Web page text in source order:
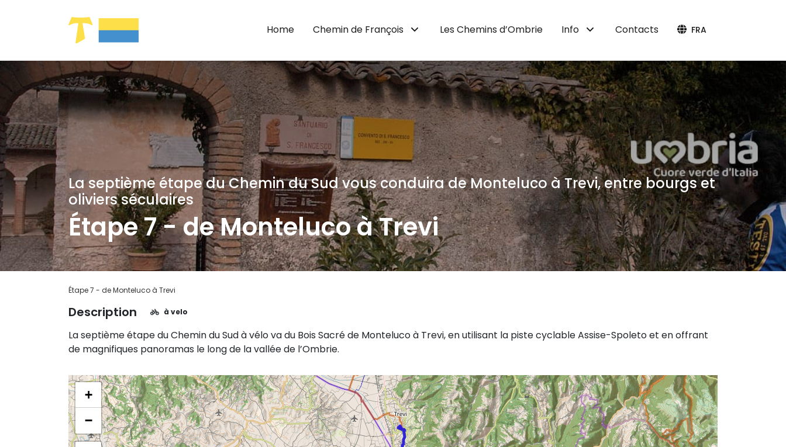
Home
Chemin de François Les Chemins d’Ombrie Info Contacts FRA
La septième étape du Chemin du Sud vous conduira de Monteluco à Trevi, entre bourgs et
oliviers séculaires
Étape 7 - de Monteluco à Trevi
Étape 7 - de Monteluco à Trevi
Description à velo
La septième étape du Chemin du Sud à vélo va du Bois Sacré de Monteluco à Trevi, en utilisant la piste cyclable Assise-Spoleto et en offrant
de magnifiques panoramas le long de la vallée de l’Ombrie.
+
−